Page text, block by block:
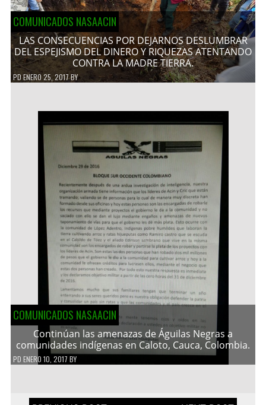
COMUNICADOS NASAACIN
LAS CONSECUENCIAS POR DEJARNOS DESLUMBRAR
DEL ESPEJISMO DEL DINERO Y RIQUEZAS ATENTANDO
CONTRA LA MADRE TIERRA.
PDENERO 25, 2017BY
COMUNICADOS NASAACIN
Continúan las amenazas de Águilas Negras a
comunidades indígenas en Caloto, Cauca, Colombia.
PD ENERO 10, 2017 BY